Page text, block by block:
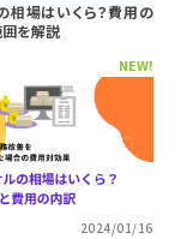
相場はいくら？費用の
を解説
NEW!
2024/01/16